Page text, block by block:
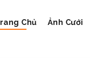
Chủ Ảnh Cưới